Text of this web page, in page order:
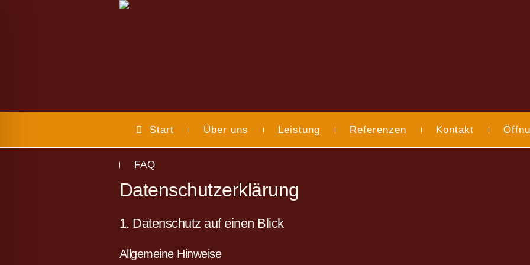
Start Über uns Leistung Referenzen Kontakt
FAQ
Datenschutz­erklärung
1. Datenschutz auf einen Blick
Allgemeine Hinweise